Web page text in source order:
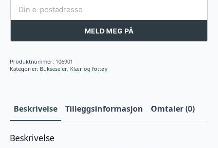
MELD MEG PÅ
Produktnummer: 106901
Kategorier: Bukseseler, Klær og fottøy
Beskrivelse Tilleggsinformasjon Omtaler (0)
Beskrivelse